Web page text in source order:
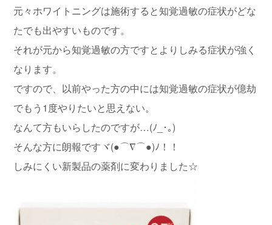
元々ホワイトニングは施術すると知覚過敏の症状がどな
たでも出やすいものです。
それが元から知覚過敏の方ですとよりしみる症状が強く
なります。
ですので、以前やった方の中には知覚過敏の症状が億劫
でもう1度やりたいと思えない。
なんて方もいらしたのですが…(ﾉ_･｡)
そんな方に朗報ですヾ(●⌒∇⌒●)ﾉ！！
しみにくい新製品の薬剤に変わりました☆